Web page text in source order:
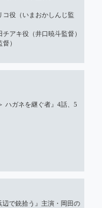
コ役（いまおかしんじ監
アキ役（井口暁斗監督）
）
ハガネを継ぐ者』4話、5
で銃拾う』主演・岡田の